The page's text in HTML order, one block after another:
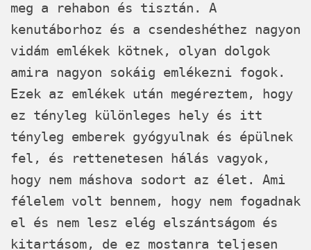
meg a rehabon és tisztán. A
kenutáborhoz és a csendeshéthez nagyon
vidám emlékek kötnek, olyan dolgok
amira nagyon sokáig emlékezni fogok.
Ezek az emlékek után megéreztem, hogy
ez tényleg különleges hely és itt
tényleg emberek gyógyulnak és épülnek
fel, és rettenetesen hálás vagyok,
hogy nem máshova sodort az élet. Ami
félelem volt bennem, hogy nem fogadnak
el és nem lesz elég elszántságom és
kitartásom, de ez mostanra teljesen